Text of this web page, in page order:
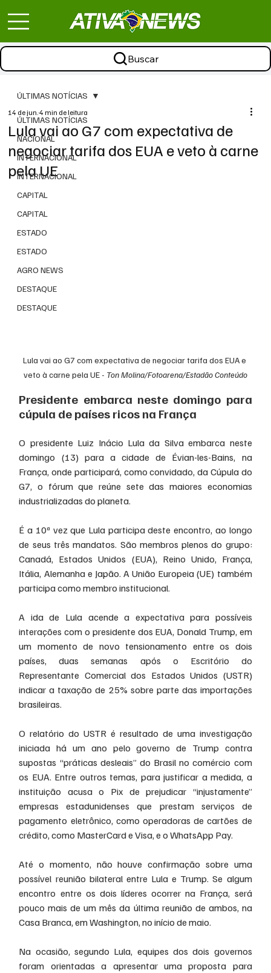
Buscar
ÚLTIMAS NOTÍCIAS
NACIONAL
INTERNACIONAL
INTERNACIONAL
CAPITAL
CAPITAL
ESTADO
ESTADO
AGRO NEWS
DESTAQUE
DESTAQUE
ÚLTIMAS NOTÍCIAS
Lula vai ao G7 com expectativa de
negociar tarifa dos EUA e veto à carne
pela UE
14 de jun.4 min de leitura
Lula vai ao G7 com expectativa de negociar tarifa dos EUA e
veto à carne pela UE - Ton Molina/Fotoarena/Estadão Conteúdo
Presidente embarca neste domingo para
cúpula de países ricos na França
O presidente Luiz Inácio Lula da Silva embarca neste
domingo (13) para a cidade de Évian-les-Bains, na
França, onde participará, como convidado, da Cúpula do
G7, o fórum que reúne sete das maiores economias
industrializadas do planeta.
É a 10ª vez que Lula participa deste encontro, ao longo
de seus três mandatos. São membros plenos do grupo:
Canadá, Estados Unidos (EUA), Reino Unido, França,
Itália, Alemanha e Japão. A União Europeia (UE) também
participa como membro institucional.
A ida de Lula acende a expectativa para possíveis
interações com o presidente dos EUA, Donald Trump, em
um momento de novo tensionamento entre os dois
países, duas semanas após o Escritório do
Representante Comercial dos Estados Unidos (USTR)
indicar a taxação de 25% sobre parte das importações
brasileiras.
O relatório do USTR é resultado de uma investigação
iniciada há um ano pelo governo de Trump contra
supostas “práticas desleais” do Brasil no comércio com
os EUA. Entre outros temas, para justificar a medida, a
instituição acusa o Pix de prejudicar “injustamente”
empresas estadunidenses que prestam serviços de
pagamento eletrônico, como operadoras de cartões de
crédito, como MasterCard e Visa, e o WhatsApp Pay.
Até o momento, não houve confirmação sobre uma
possível reunião bilateral entre Lula e Trump. Se algum
encontro entre os dois líderes ocorrer na França, será
pouco mais de um mês da última reunião de ambos, na
Casa Branca, em Washington, no início de maio.
Na ocasião, segundo Lula, equipes dos dois governos
foram orientadas a apresentar uma proposta para